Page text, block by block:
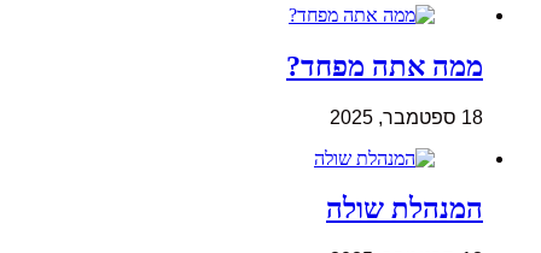
ממה אתה מפחד?
18 ספטמבר, 2025
המנהלת שולה